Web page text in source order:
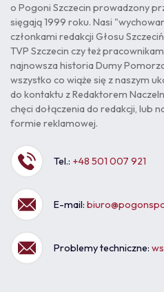
o Pogoni Szczecin prowadzony
sięgają 1999 roku. Nasi
członkami redakcji Głosu
TVP Szczecin czy też
najnowsza historia Dumy
wszystko co wiąże się z naszym
do kontaktu z Redaktorem
chęci dołączenia do redakcji, lub
formie reklamowej.
Tel.: +48 501 007 921
E-mail:
Problemy techniczne: